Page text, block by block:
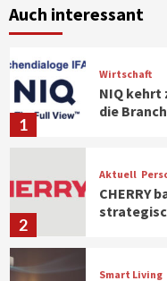
Auch interessant
7
IT-
1
Wirtschaft
NIQ kehrt
die
2
Aktuell
CHERRY
Smart Living